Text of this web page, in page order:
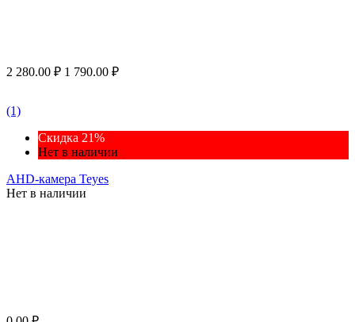
2 280.00 ₽ 1 790.00 ₽
(1)
Скидка 21%
Нет в наличии
AHD-камера Teyes
Нет в наличии